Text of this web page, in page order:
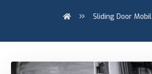
Sliding Door Mobil